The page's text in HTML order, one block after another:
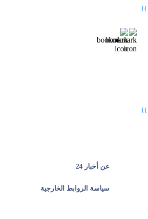
عن أخبار 24
سياسة الروابط الخارجية